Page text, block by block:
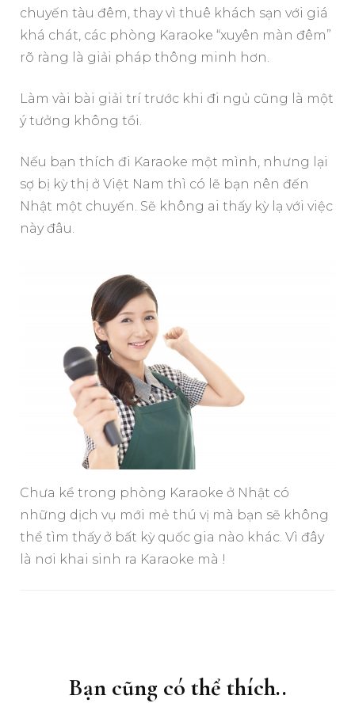
chuyến tàu đêm, thay vì thuê khách sạn với giá
khá chát, các phòng Karaoke “xuyên màn đêm”
rõ ràng là giải pháp thông minh hơn.
Làm vài bài giải trí trước khi đi ngủ cũng là một
ý tưởng không tồi.
Nếu bạn thích đi Karaoke một mình, nhưng lại
sợ bị kỳ thị ở Việt Nam thì có lẽ bạn nên đến
Nhật một chuyến. Sẽ không ai thấy kỳ lạ với việc
này đâu.
Chưa kể trong phòng Karaoke ở Nhật có
những dịch vụ mới mẻ thú vị mà bạn sẽ không
thể tìm thấy ở bất kỳ quốc gia nào khác. Vì đây
là nơi khai sinh ra Karaoke mà !
Bạn cũng có thể thích..